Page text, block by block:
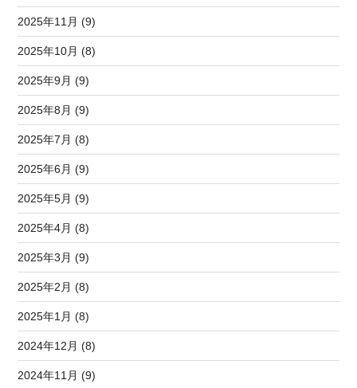
2025年11月 (9)
2025年10月 (8)
2025年9月 (9)
2025年8月 (9)
2025年7月 (8)
2025年6月 (9)
2025年5月 (9)
2025年4月 (8)
2025年3月 (9)
2025年2月 (8)
2025年1月 (8)
2024年12月 (8)
2024年11月 (9)